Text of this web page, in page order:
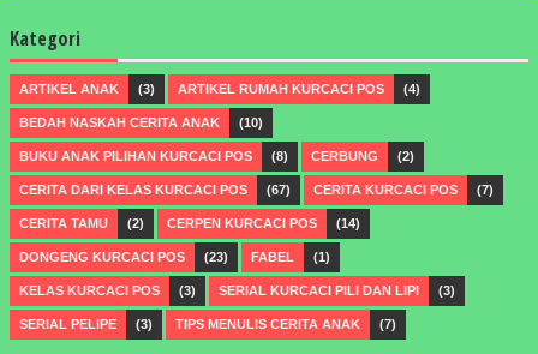
Kategori
ARTIKEL ANAK (3) ARTIKEL RUMAH KURCACI POS (4)
BEDAH NASKAH CERITA ANAK (10)
BUKU ANAK PILIHAN KURCACI POS (8) CERBUNG (2)
CERITA DARI KELAS KURCACI POS (67) CERITA KURCACI POS (7)
CERITA TAMU (2) CERPEN KURCACI POS (14)
DONGENG KURCACI POS (23) FABEL (1)
KELAS KURCACI POS (3) SERIAL KURCACI PILI DAN LIPI (3)
SERIAL PELIPE (3) TIPS MENULIS CERITA ANAK (7)